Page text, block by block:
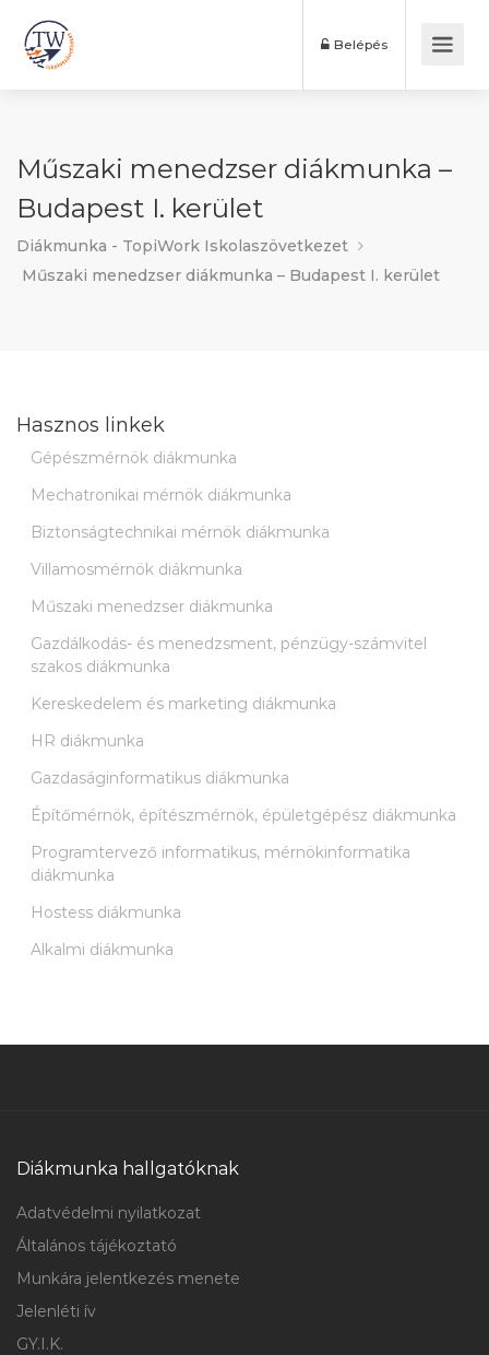
Belépés
Műszaki menedzser diákmunka –
Budapest I. kerület
Diákmunka - TopiWork Iskolaszövetkezet
Műszaki menedzser diákmunka – Budapest I. kerület
Hasznos linkek
Gépészmérnök diákmunka
Mechatronikai mérnök diákmunka
Biztonságtechnikai mérnök diákmunka
Villamosmérnök diákmunka
Műszaki menedzser diákmunka
Gazdálkodás- és menedzsment, pénzügy-számvitel
szakos diákmunka
Kereskedelem és marketing diákmunka
HR diákmunka
Gazdaságinformatikus diákmunka
Építőmérnök, építészmérnök, épületgépész diákmunka
Programtervező informatikus, mérnökinformatika
diákmunka
Hostess diákmunka
Alkalmi diákmunka
Diákmunka hallgatóknak
Adatvédelmi nyilatkozat
Általános tájékoztató
Munkára jelentkezés menete
Jelenléti ív
GY.I.K.